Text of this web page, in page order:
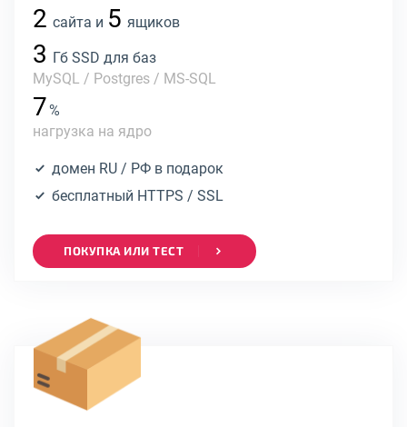
2 сайта и 5 ящиков
3 Гб SSD для баз
MySQL / Postgres / MS-SQL
7%
нагрузка на ядро
домен RU / РФ в подарок
бесплатный HTTPS / SSL
ПОКУПКА ИЛИ ТЕСТ